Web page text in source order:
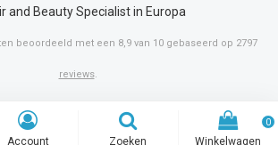
Account Zoeken Winkelwagen
0
and Beauty Specialist in Europa
beoordeeld met een 8,9 van 10 gebaseerd op 2797
reviews.